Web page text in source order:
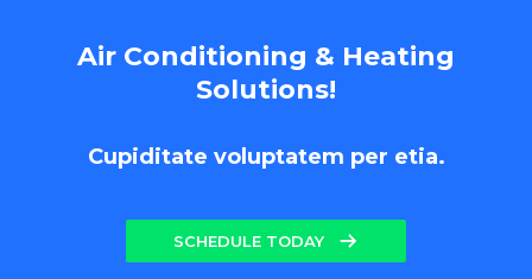
Air Conditioning & Heating
Solutions!
Cupiditate voluptatem per etia.
SCHEDULE TODAY